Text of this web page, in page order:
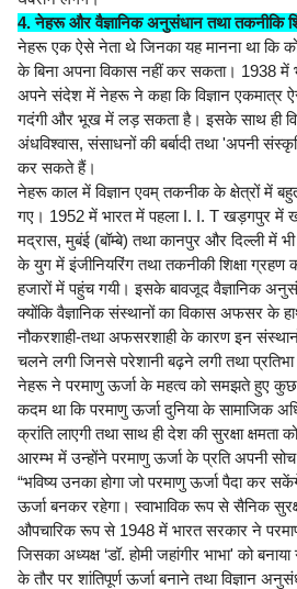
4. नेहरू और वैज्ञानिक अनुसंधान तथा तकनीकि
नेहरू एक ऐसे नेता थे जिनका यह मानना था कि
के बिना अपना विकास नहीं कर सकता। 1938 में
अपने संदेश में नेहरू ने कहा कि विज्ञान एकमात्र
गदंगी और भूख में लड़ सकता है। इसके साथ ही
अंधविश्वास, संसाधनों की बर्बादी तथा 'अपनी
कर सकते हैं।
नेहरू काल में विज्ञान एवम् तकनीक के क्षेत्रों में
गए। 1952 में भारत में पहला I. I. T खड़गपुर में
मद्रास, मुबंई (बॉम्बे) तथा कानपुर और दिल्ली में
के युग में इंजीनियरिंग तथा तकनीकी शिक्षा ग्रहण
हजारों में पहुंच गयी। इसके बावजूद वैज्ञानिक
क्योंकि वैज्ञानिक संस्थानों का विकास अफसर के
नौकरशाही-तथा अफसरशाही के कारण इन
चलने लगी जिनसे परेशानी बढ़ने लगी तथा प्रतिभा
नेहरू ने परमाणु ऊर्जा के महत्व को समझते हुए
कदम था कि परमाणु ऊर्जा दुनिया के सामाजिक
क्रांति लाएगी तथा साथ ही देश की सुरक्षा क्षमता
आरम्भ में उन्होंने परमाणु ऊर्जा के प्रति अपनी सोच
“भविष्य उनका होगा जो परमाणु ऊर्जा पैदा कर
ऊर्जा बनकर रहेगा। स्वाभाविक रूप से सैनिक
औपचारिक रूप से 1948 में भारत सरकार ने
जिसका अध्यक्ष ‘डॉ. होमी जहांगीर भाभा' को
के तौर पर शांतिपूर्ण ऊर्जा बनाने तथा विज्ञान